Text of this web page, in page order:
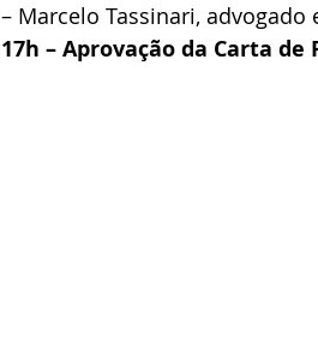
– Marcelo Tassinari, advogado
17h – Aprovação da Carta de